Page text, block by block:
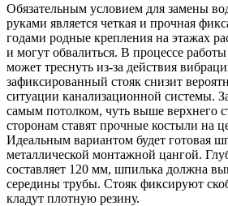
Обязательным условием для замены
руками является четкая и прочная
годами родные крепления на этажах
и могут обвалиться. В процессе
может треснуть из-за действия
зафиксированный стояк снизит
ситуации канализационной системы.
самым потолком, чуть выше верхнего
сторонам ставят прочные костыли на
Идеальным вариантом будет готовая
металлической монтажной цангой.
составляет 120 мм, шпилька должна
середины трубы. Стояк фиксируют
кладут плотную резину.